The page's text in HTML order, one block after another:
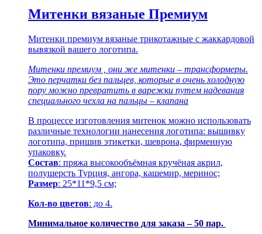
Митенки вязаные Премиум
Митенки премиум вязаные трикотажные с жаккардовой
вывязкой вашего логотипа.
Митенки премиум , они же митенки – трансформеры.
Это перчатки без пальцев, которые в очень холодную
пору можно превратить в варежки путем надевания
специального чехла на пальцы – клапана
В процессе изготовления митенок можно использовать
различные технологии нанесения логотипа: вышивку
логотипа, пришив этикетки, шеврона, фирменную
упаковку.
Состав: пряжа высокообъёмная кручёная акрил,
полушерсть Турция, ангора, кашемир, меринос;
Размер: 25*11*9,5 см;
Кол-во цветов: до 4.
Минимальное количество для заказа – 50 пар.